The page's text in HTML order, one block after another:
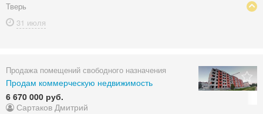
Тверь
31 июля
Продажа помещений свободного назначения
Продам коммерческую недвижимость
6 670 000 руб.
Сартаков Дмитрий